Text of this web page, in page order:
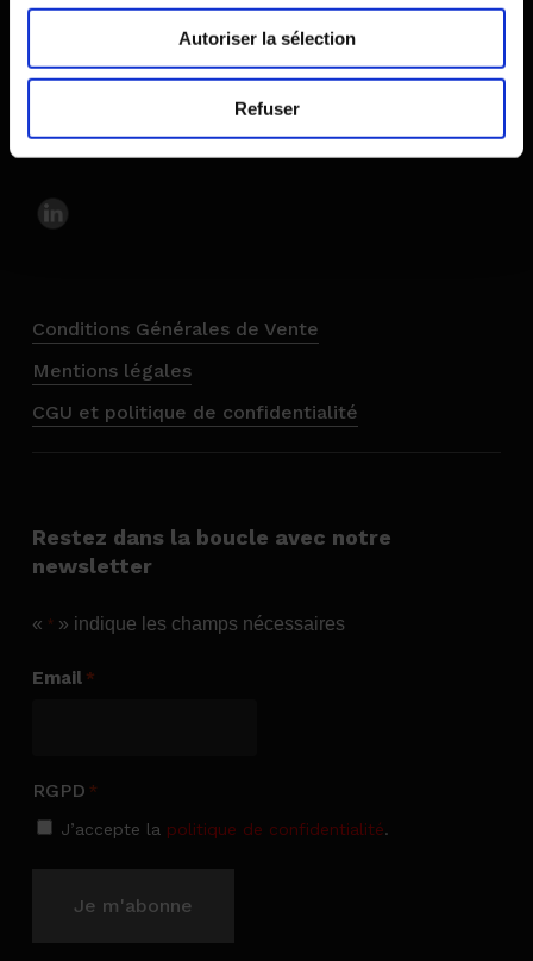
Autoriser la sélection
Refuser
Demande de devis
Recrutement
Nous suivre sur
Conditions Générales de Vente
Mentions légales
CGU et politique de confidentialité
Restez dans la boucle avec notre
newsletter
« * » indique les champs nécessaires
Email *
RGPD *
J’accepte la politique de confidentialité.